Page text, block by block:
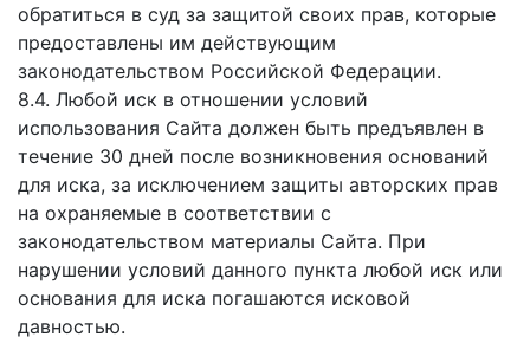
обратиться в суд за защитой своих прав, которые
предоставлены им действующим
законодательством Российской Федерации.
8.4. Любой иск в отношении условий
использования Сайта должен быть предъявлен в
течение 30 дней после возникновения оснований
для иска, за исключением защиты авторских прав
на охраняемые в соответствии с
законодательством материалы Сайта. При
нарушении условий данного пункта любой иск или
основания для иска погашаются исковой
давностью.